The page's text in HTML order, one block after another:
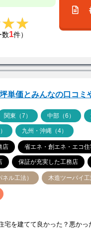
数1件）
単価とみんなの口コミ
関東（7） 中部（6）
九州・沖縄（4）
店 省エネ・創エネ・エコ
保証が充実した工務店
ル工法） 木造ツーバイ
宅を建てて良かった？悪か